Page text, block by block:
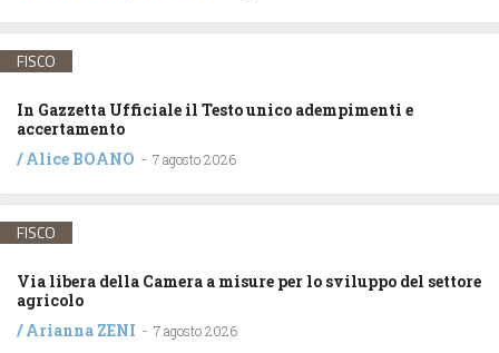
FISCO
In Gazzetta Ufficiale il Testo unico adempimenti e
accertamento
/Alice BOANO - 7 agosto 2026
FISCO
Via libera della Camera a misure per lo sviluppo del settore
agricolo
/Arianna ZENI - 7 agosto 2026